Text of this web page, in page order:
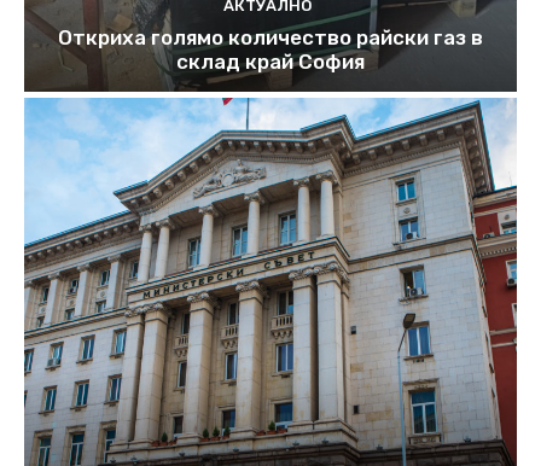
АКТУАЛНО
Откриха голямо количество райски газ в
склад край София